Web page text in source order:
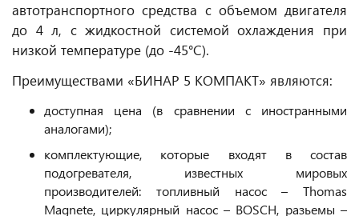
автотранспортного средства с объемом двигателя
до 4 л, с жидкостной системой охлаждения при
низкой температуре (до -45°C).
Преимуществами «БИНАР 5 КОМПАКТ» являются:
доступная цена (в сравнении с иностранными
аналогами);
комплектующие, которые входят в состав
подогревателя, известных мировых
производителей: топливный насос – Thomas
Magnete, циркулярный насос – BOSCH, разьемы –